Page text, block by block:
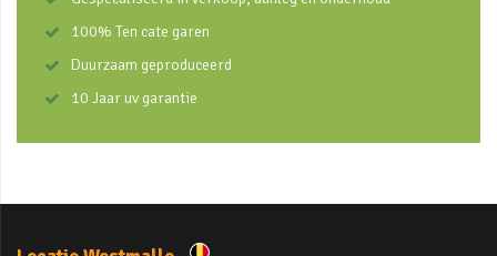
100% Ten cate garen
Duurzaam geproduceerd
10 Jaar uv garantie